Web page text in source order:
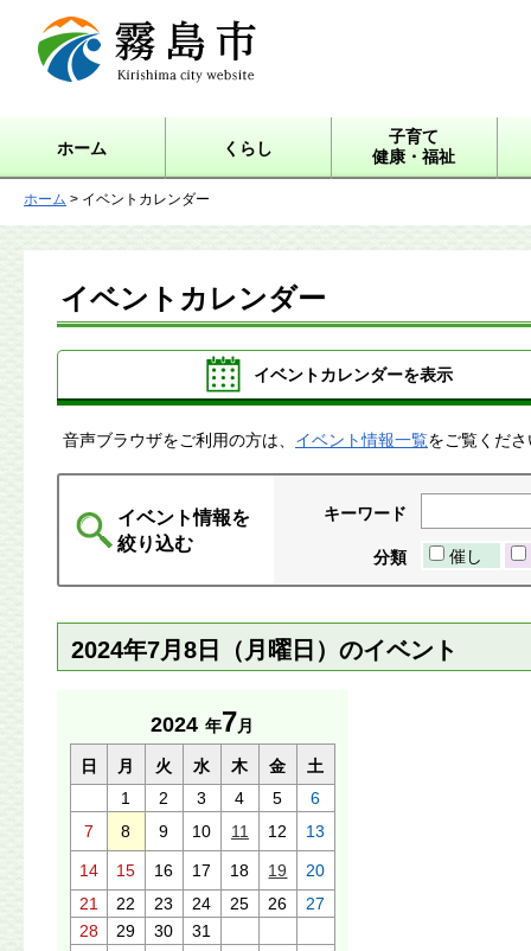
霧島市 Kirishima city
website
ホーム くらし
子育て
健康・福祉
ホーム > イベントカレンダー
イベントカレンダー
イベントカレンダーを表示
音声ブラウザをご利用の方は、 イベント情報一覧をご覧くだ
イベント情報を
絞り込む
キーワード
分類 催し
2024年7月8日（月曜日）のイベント
2024 年7月
日 月 火 水 木 金
土
1
2 3 4 5
6
7
8 9 10 11 12 13
14 15 16 17 18 19
20
21
22 23 24 25 26
27
28
29 30 31